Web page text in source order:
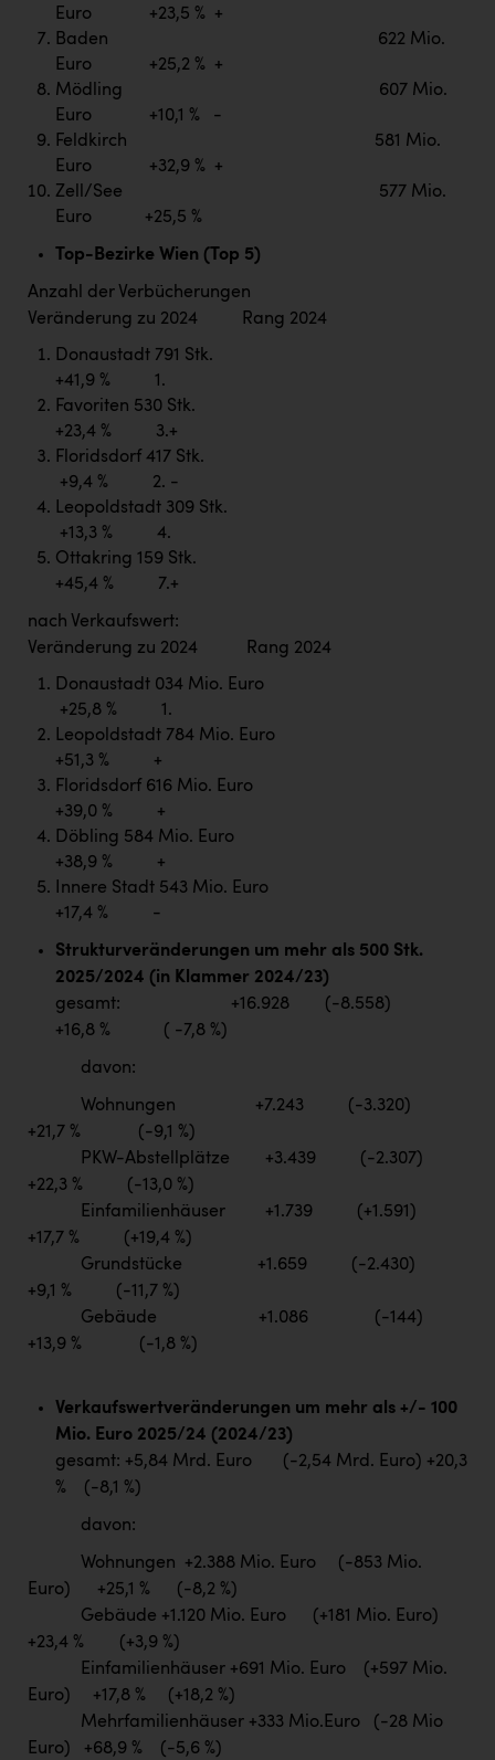
Euro +23,5 % +
Baden 622 Mio.
Euro +25,2 % +
Mödling 607 Mio.
Euro +10,1 % -
Feldkirch 581 Mio.
Euro +32,9 % +
Zell/See 577 Mio.
Euro +25,5 %
Top-Bezirke Wien (Top 5)
Anzahl der Verbücherungen
Veränderung zu 2024 Rang 2024
Donaustadt 791 Stk.
+41,9 % 1.
Favoriten 530 Stk.
+23,4 % 3.+
Floridsdorf 417 Stk.
+9,4 % 2. -
Leopoldstadt 309 Stk.
+13,3 % 4.
Ottakring 159 Stk.
+45,4 % 7.+
nach Verkaufswert:
Veränderung zu 2024 Rang 2024
Donaustadt 034 Mio. Euro
+25,8 % 1.
Leopoldstadt 784 Mio. Euro
+51,3 % +
Floridsdorf 616 Mio. Euro
+39,0 % +
Döbling 584 Mio. Euro
+38,9 % +
Innere Stadt 543 Mio. Euro
+17,4 % -
Strukturveränderungen um mehr als 500 Stk.
2025/2024 (in Klammer 2024/23)
gesamt: +16.928 (-8.558)
+16,8 % ( -7,8 %)
davon:
Wohnungen +7.243 (-3.320)
+21,7 % (-9,1 %)
PKW-Abstellplätze +3.439 (-2.307)
+22,3 % (-13,0 %)
Einfamilienhäuser +1.739 (+1.591)
+17,7 % (+19,4 %)
Grundstücke +1.659 (-2.430)
+9,1 % (-11,7 %)
Gebäude +1.086 (-144)
+13,9 % (-1,8 %)
Verkaufswertveränderungen um mehr als +/- 100
Mio. Euro 2025/24 (2024/23)
gesamt: +5,84 Mrd. Euro (-2,54 Mrd. Euro) +20,3
% (-8,1 %)
davon:
Wohnungen +2.388 Mio. Euro (-853 Mio.
Euro) +25,1 % (-8,2 %)
Gebäude +1.120 Mio. Euro (+181 Mio. Euro)
+23,4 % (+3,9 %)
Einfamilienhäuser +691 Mio. Euro (+597 Mio.
Euro) +17,8 % (+18,2 %)
Mehrfamilienhäuser +333 Mio.Euro (-28 Mio
Euro) +68,9 % (-5,6 %)